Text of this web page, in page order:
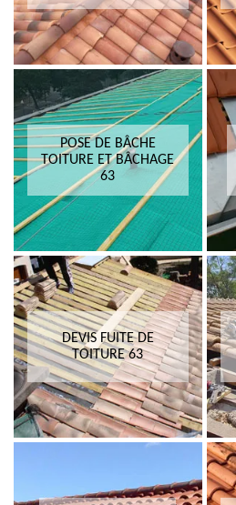
POSE DE BÂCHE
TOITURE ET BÂCHAGE
63
DEVIS FUITE DE
TOITURE 63